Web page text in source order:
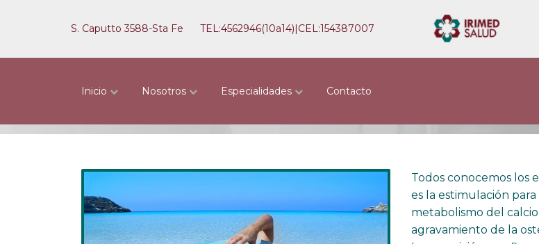
S. Caputto 3588-Sta Fe TEL:4562946(10a14)|CEL:154387007
Inicio Nosotros Especialidades Contacto
Todos conocemos los
es la estimulación
metabolismo del
agravamiento de la